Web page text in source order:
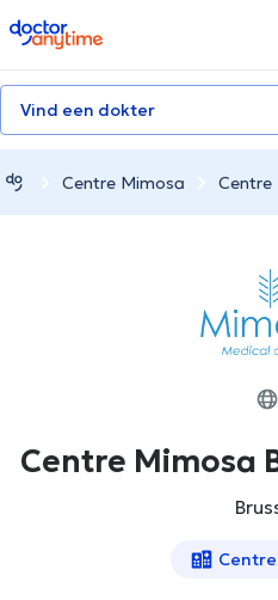
doctoranytime
Vind een dokter
Centre Mimosa Centre
Centre Mimosa